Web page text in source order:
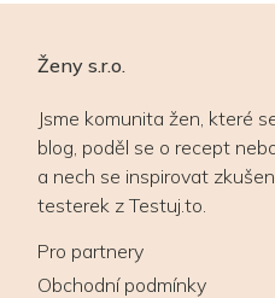
Ženy s.r.o.
Jsme komunita žen, které
blog, poděl se o recept
a nech se inspirovat
testerek z Testuj.to.
Pro partnery
Obchodní podmínky